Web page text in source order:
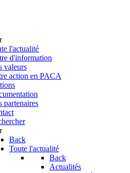
l'actualité
d'information
valeurs
action en PACA
partenaires
Back
Toute l'actualité
Back
Actualités